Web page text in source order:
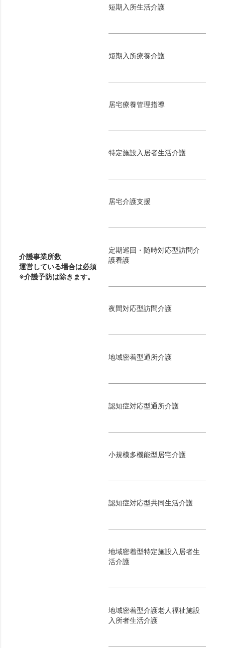
介護事業所数
運営している場合は必須
※介護予防は除きます。
短期入所生活介護
短期入所療養介護
居宅療養管理指導
特定施設入居者生活介護
居宅介護支援
定期巡回・随時対応型訪問介
護看護
夜間対応型訪問介護
地域密着型通所介護
認知症対応型通所介護
小規模多機能型居宅介護
認知症対応型共同生活介護
地域密着型特定施設入居者生
活介護
地域密着型介護老人福祉施設
入所者生活介護